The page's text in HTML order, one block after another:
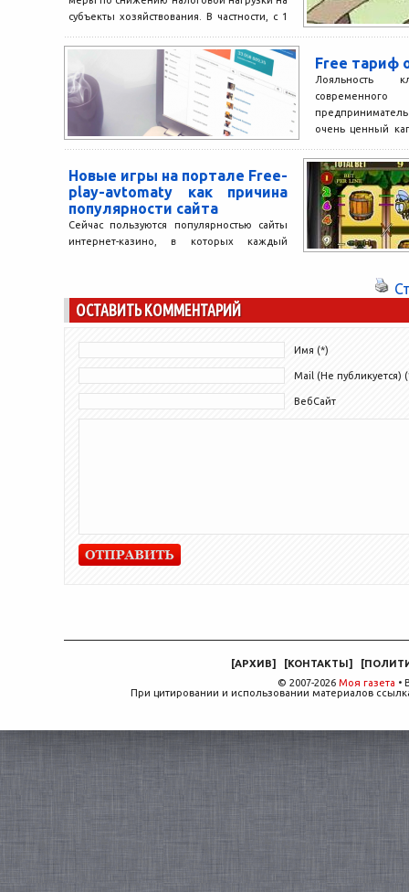
субъекты хозяйствования. В частности, с 1
Free тариф
Лояльность
очень ценный
бизнеса,...
Новые игры на портале Free-
play-avtomaty как причина
популярности сайта
Сейчас пользуются популярностью сайты
интернет-казино, в которых каждый
ОСТАВИТЬ КОММЕНТАРИЙ
Имя (*)
Mail (Не публикуется)
ВебСайт
[АРХИВ] [КОНТАКТЫ] [
© 2007-2026 Моя газета •
При цитировании и использовании материалов